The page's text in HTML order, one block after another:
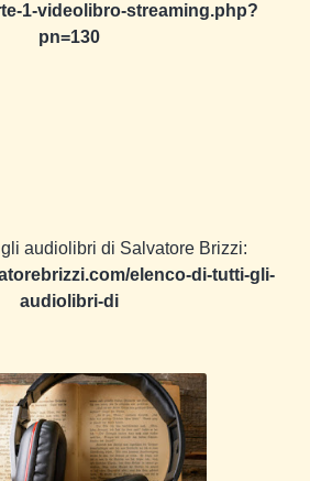
1-videolibro-streaming.php?
pn=130
audiolibri di Salvatore Brizzi:
elenco-di-tutti-gli-
audiolibri-di